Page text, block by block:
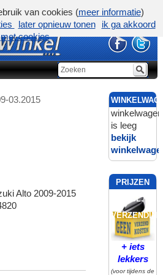
03.2015
Alto 2009-2015
winkelwagen
is leeg
bekijk
PRIJZEN
INCL.
VERZENDING
+ iets
lekkers
(voor tijdens de
van cookies (meer informatie)
later opnieuw tonen
ik ga akkoord
met cookies